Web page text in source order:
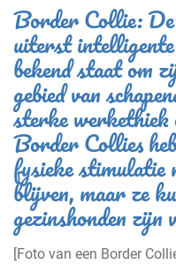
Border Collie:
uiterst intelligente
bekend staat om
gebied van
sterke
Border Collies
fysieke stimulatie
blijven, maar ze
gezinshonden zijn
[Foto van een Border